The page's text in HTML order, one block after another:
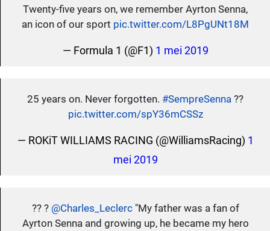
Twenty-five years on, we remember Ayrton Senna,
an icon of our sport pic.twitter.com/L8PgUNt18M
— Formula 1 (@F1) 1 mei 2019
25 years on. Never forgotten. #SempreSenna ??
pic.twitter.com/spY36mCSSz
— ROKiT WILLIAMS RACING (@WilliamsRacing) 1
mei 2019
?? ? @Charles_Leclerc"My father was a fan of
Ayrton Senna and growing up, he became my hero